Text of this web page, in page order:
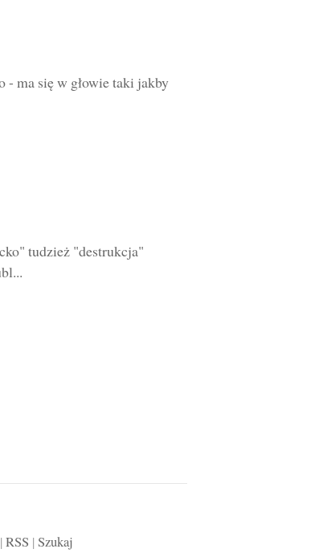
- ma się w głowie taki jakby
tudzież "destrukcja"
RSS | Szukaj